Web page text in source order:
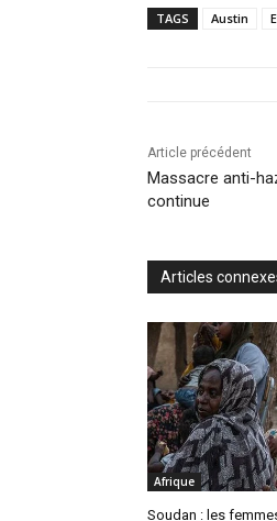
TAGS Austin
Article précédent
Massacre anti-
continue
Articles
Afrique
Soudan : les